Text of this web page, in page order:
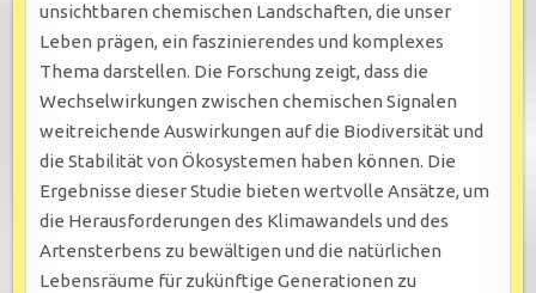
unsichtbaren chemischen Landschaften, die unser
Leben prägen, ein faszinierendes und komplexes
Thema darstellen. Die Forschung zeigt, dass die
Wechselwirkungen zwischen chemischen Signalen
weitreichende Auswirkungen auf die Biodiversität und
die Stabilität von Ökosystemen haben können. Die
Ergebnisse dieser Studie bieten wertvolle Ansätze, um
die Herausforderungen des Klimawandels und des
Artensterbens zu bewältigen und die natürlichen
Lebensräume für zukünftige Generationen zu